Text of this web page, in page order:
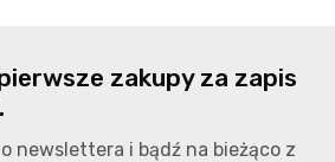
zakupy za zapis
newslettera i bądź na bieżąco z